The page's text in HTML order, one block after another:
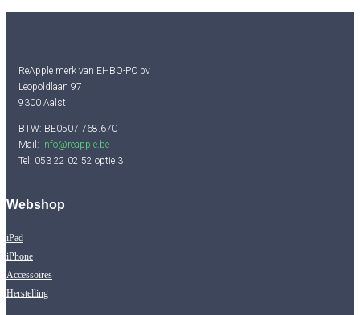
ReApple merk van EHBO-PC bv
Leopoldlaan 97
9300 Aalst
BTW: BE0507.768.670
Mail: info@reapple.be
Tel: 053 22 02 52 optie 3
Webshop
iPad
iPhone
Accessoires
Herstelling